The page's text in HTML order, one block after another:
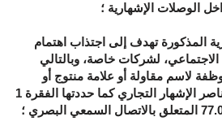
الوصلات الإشهارية ؛
المذكورة تهدف إلى اجتذاب اهتمام
لشركات خاصة، وبالتالي
لاسم مقاولة أو علامة منتوج أو
خدمات، وتستجمع بذلك عناصر الإشهار التجاري كما حددتها الفقرة 1